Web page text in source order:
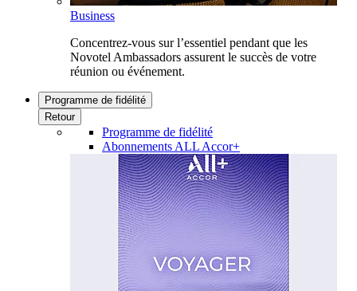
Business
Concentrez-vous sur l’essentiel pendant que les
Novotel Ambassadors assurent le succès de votre
réunion ou événement.
Programme de fidélité
Retour
Programme de fidélité
Abonnements ALL Accor+